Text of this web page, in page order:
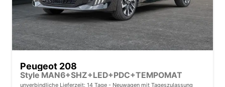
Peugeot 208
Style MAN6+SHZ+LED+PDC+TEMPOMAT
unverbindliche Lieferzeit: 14 Tage Neuwagen mit Tageszulassung